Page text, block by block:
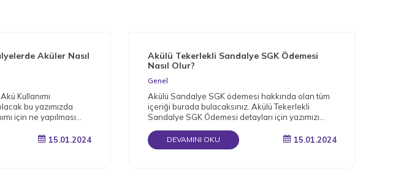
Aküler Nasıl
Kullanımı
bu yazımızda
için ne yapılması
15.01.2024
Akülü Tekerlekli Sandalye SGK Ödemesi
Nasıl Olur?
Genel
Akülü Sandalye SGK ödemesi hakkında olan tüm
içeriği burada bulacaksınız. Akülü Tekerlekli
Sandalye SGK Ödemesi detayları için yazımızı
DEVAMINI OKU 15.01.2024